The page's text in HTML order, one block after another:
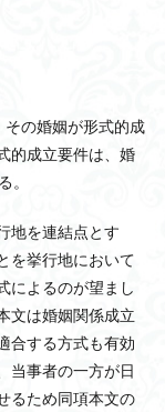
の婚姻が形式的成
的成立要件は、婚
。
地を連結点とす
を挙行地において
によるのが望まし
文は婚姻関係成立
合する方式も有効
当事者の一方が日
るため同項本文の